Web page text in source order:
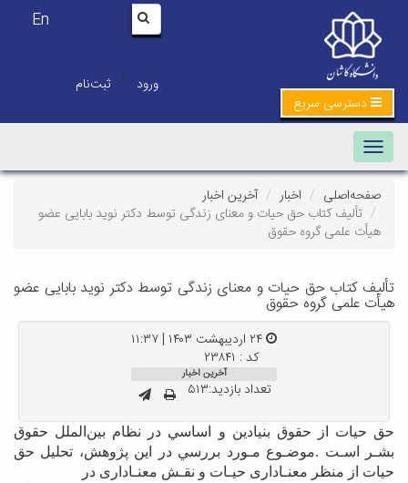
En
ورود | ثبت‌نام
دسترسی سریع
Toggle navigation
صفحه‌اصلی اخبار
آخرین اخبار
تألیف کتاب حق حیات و معنای زندگی توسط دکتر نوید بابایی عضو
هیأت علمی گروه حقوق
تألیف کتاب حق حیات و معنای زندگی توسط دکتر نوید بابایی عضو
هیأت علمی گروه حقوق
کد : ۲۳۸۴۱
آخرین اخبار
تعداد بازدید:۵۱۳
ﺣﻖ ﺣﻴﺎت از ﺣﻘﻮق ﺑﻨﻴﺎدﻳﻦ و اﺳﺎﺳﻲ در ﻧﻈﺎم ﺑﻴﻦاﻟﻤﻠﻞ ﺣﻘﻮق
ﺑﺸـﺮ اﺳـﺖ .ﻣﻮﺿـﻮع ﻣـﻮرد ﺑﺮرﺳﻲ در اﻳﻦ ﭘﮋوﻫﺶ، ﺗﺤﻠﻴﻞ ﺣﻖ
ﺣﻴﺎت از ﻣﻨﻈﺮ ﻣﻌﻨـﺎداری ﺣﻴـﺎت و ﻧﻘـﺶ ﻣﻌﻨـﺎداری در